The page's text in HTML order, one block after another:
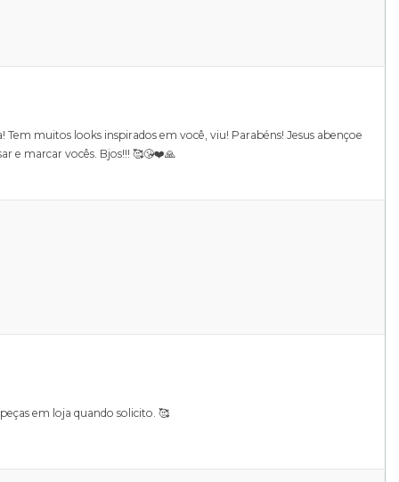
muitos looks inspirados em você, viu! Parabéns! Jesus abençoe
e marcar vocês. Bjos!!! 🥰😘❤️🙏
em loja quando solicito. 🥰